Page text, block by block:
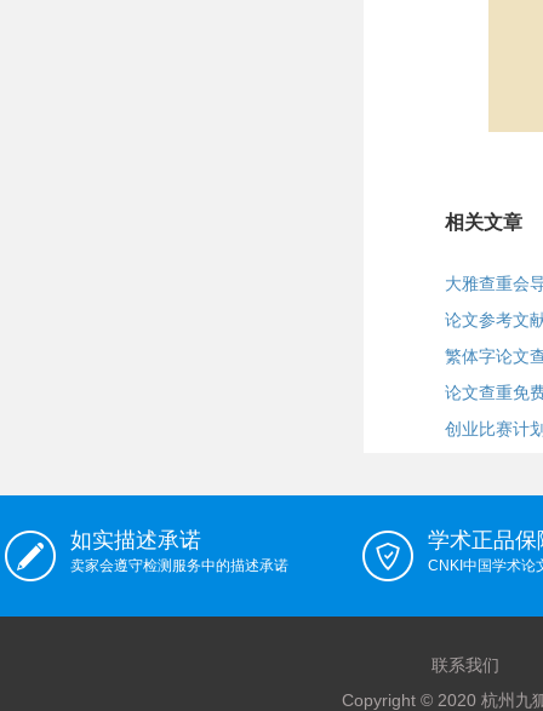
相关文章
大雅查重会
论文参考文
繁体字论文
论文查重免
创业比赛计
如实描述承诺
卖家会遵守检测服务中的描述承诺
学术正品保
CNKI中国学术论
联系我们
Copyright © 2020 杭州九